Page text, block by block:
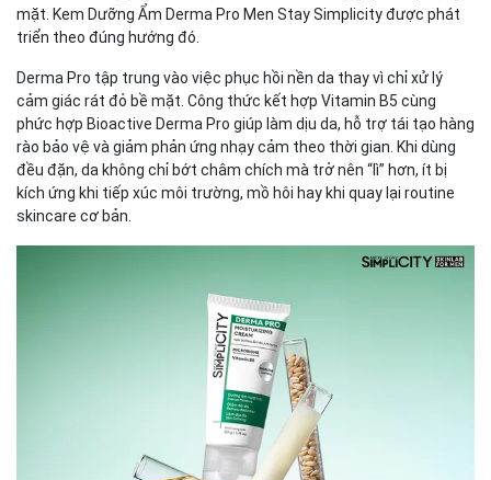
mặt. Kem Dưỡng Ẩm Derma Pro Men Stay Simplicity được phát
triển theo đúng hướng đó.
Derma Pro tập trung vào việc phục hồi nền da thay vì chỉ xử lý
cảm giác rát đỏ bề mặt. Công thức kết hợp Vitamin B5 cùng
phức hợp Bioactive Derma Pro giúp làm dịu da, hỗ trợ tái tạo hàng
rào bảo vệ và giảm phản ứng nhạy cảm theo thời gian. Khi dùng
đều đặn, da không chỉ bớt châm chích mà trở nên “lì” hơn, ít bị
kích ứng khi tiếp xúc môi trường, mồ hôi hay khi quay lại routine
skincare cơ bản.